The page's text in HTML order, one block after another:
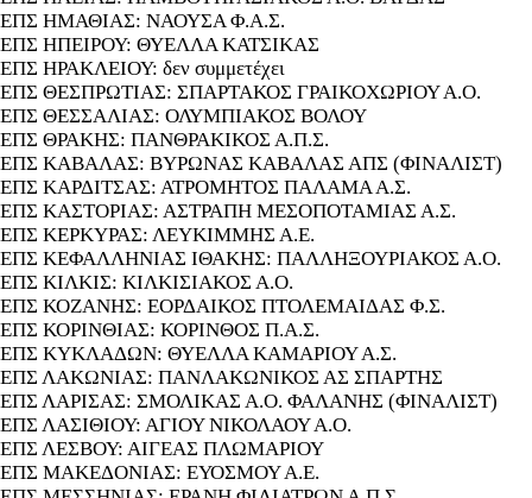
ΕΠΣ ΗΜΑΘΙΑΣ: ΝΑΟΥΣΑ Φ.Α.Σ.
ΕΠΣ ΗΠΕΙΡΟΥ: ΘΥΕΛΛΑ ΚΑΤΣΙΚΑΣ
ΕΠΣ ΗΡΑΚΛΕΙΟΥ: δεν συμμετέχει
ΕΠΣ ΘΕΣΠΡΩΤΙΑΣ: ΣΠΑΡΤΑΚΟΣ ΓΡΑΙΚΟΧΩΡΙΟΥ Α.Ο.
ΕΠΣ ΘΕΣΣΑΛΙΑΣ: ΟΛΥΜΠΙΑΚΟΣ ΒΟΛΟΥ
ΕΠΣ ΘΡΑΚΗΣ: ΠΑΝΘΡΑΚΙΚΟΣ Α.Π.Σ.
ΕΠΣ ΚΑΒΑΛΑΣ: ΒΥΡΩΝΑΣ ΚΑΒΑΛΑΣ ΑΠΣ (ΦΙΝΑΛΙΣΤ)
ΕΠΣ ΚΑΡΔΙΤΣΑΣ: ΑΤΡΟΜΗΤΟΣ ΠΑΛΑΜΑ Α.Σ.
ΕΠΣ ΚΑΣΤΟΡΙΑΣ: ΑΣΤΡΑΠΗ ΜΕΣΟΠΟΤΑΜΙΑΣ Α.Σ.
ΕΠΣ ΚΕΡΚΥΡΑΣ: ΛΕΥΚΙΜΜΗΣ Α.Ε.
ΕΠΣ ΚΕΦΑΛΛΗΝΙΑΣ ΙΘΑΚΗΣ: ΠΑΛΛΗΞΟΥΡΙΑΚΟΣ Α.Ο.
ΕΠΣ ΚΙΛΚΙΣ: ΚΙΛΚΙΣΙΑΚΟΣ Α.Ο.
ΕΠΣ ΚΟΖΑΝΗΣ: ΕΟΡΔΑΙΚΟΣ ΠΤΟΛΕΜΑΙΔΑΣ Φ.Σ.
ΕΠΣ ΚΟΡΙΝΘΙΑΣ: ΚΟΡΙΝΘΟΣ Π.Α.Σ.
ΕΠΣ ΚΥΚΛΑΔΩΝ: ΘΥΕΛΛΑ ΚΑΜΑΡΙΟΥ Α.Σ.
ΕΠΣ ΛΑΚΩΝΙΑΣ: ΠΑΝΛΑΚΩΝΙΚΟΣ ΑΣ ΣΠΑΡΤΗΣ
ΕΠΣ ΛΑΡΙΣΑΣ: ΣΜΟΛΙΚΑΣ Α.Ο. ΦΑΛΑΝΗΣ (ΦΙΝΑΛΙΣΤ)
ΕΠΣ ΛΑΣΙΘΙΟΥ: ΑΓΙΟΥ ΝΙΚΟΛΑΟΥ Α.Ο.
ΕΠΣ ΛΕΣΒΟΥ: ΑΙΓΕΑΣ ΠΛΩΜΑΡΙΟΥ
ΕΠΣ ΜΑΚΕΔΟΝΙΑΣ: ΕΥΟΣΜΟΥ Α.Ε.